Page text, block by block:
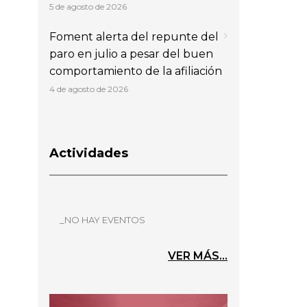
5 de agosto de 2026
Foment alerta del repunte del
paro en julio a pesar del buen
comportamiento de la afiliación
4 de agosto de 2026
Actividades
_NO HAY EVENTOS
VER MÁS...